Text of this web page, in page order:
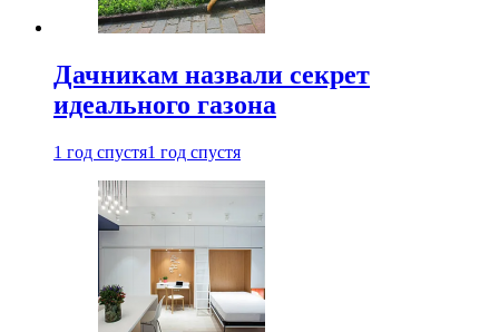
Дачникам назвали секрет
идеального газона
1 год спустя1 год спустя